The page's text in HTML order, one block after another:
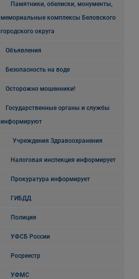
Памятники, обелиски, монументы,
мемориальные комплексы Беловского
городского округа
Объявления
Безопасность на воде
Осторожно мошенники!
Государственные органы и службы
информируют
Учреждения Здравоохранения
Налоговая инспекция информирует
Прокуратура информирует
ГИБДД
Полиция
УФСБ России
Росреестр
УФМС